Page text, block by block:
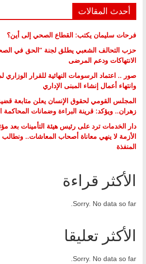
أحدث المقالات
فرحات سليمان يكتب: القطاع الصحي إلى أين؟
حزب التحالف الشعبي يطلق لجنة “الحق في
الانتهاكات ودعم المرضى
صور .. اعتماد الرسومات النهائية للقرار الوزاري
وانتهاء أعمال إنشاء المبنى الإداري
المجلس القومي لحقوق الإنسان يعلن متابعة
زهران.. ويؤكد: قرينة البراءة وضمانات المحاكمة
دار الخدمات ترد على رئيس هيئة التأمينات بعد
الأزمة لا ينهي معاناة أصحاب المعاشات..
المنفذة
الأكثر قراءة
Sorry. No data so far.
الأكثر تعليقا
Sorry. No data so far.